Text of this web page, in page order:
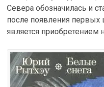
Севера обозначилась и
после появления
является приобретением